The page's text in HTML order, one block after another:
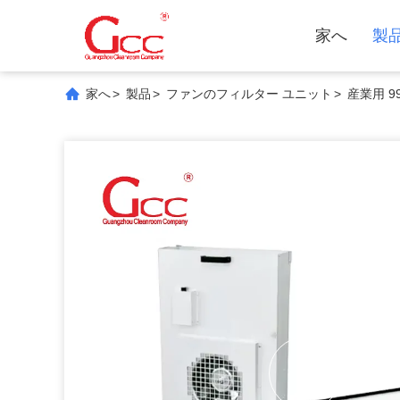
家へ 製
家へ> 製品> ファンのフィルター ユニット > 産業用